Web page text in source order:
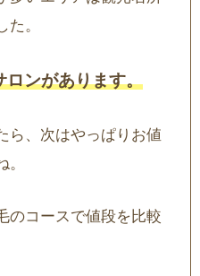
。
ロンがあります。
ら、次はやっぱりお値
のコースで値段を比較